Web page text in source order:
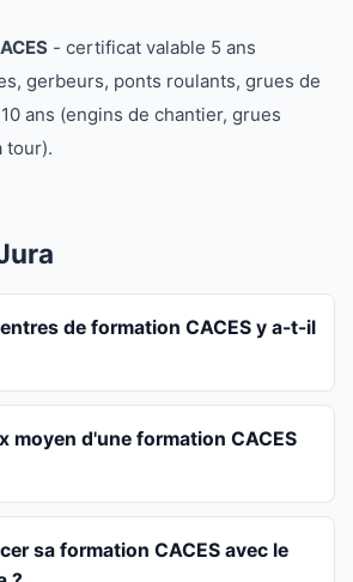
- certificat valable 5 ans
gerbeurs, ponts roulants, grues de
ans (engins de chantier, grues
tour).
de formation CACES y a-t-il
moyen d'une formation CACES
sa formation CACES avec le